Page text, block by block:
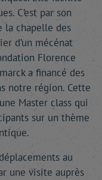
C’est par son
la chapelle des
d’un mécénat
Florence
a financé des
notre région. Cette
Master class qui
sur un thème
au
une visite auprès